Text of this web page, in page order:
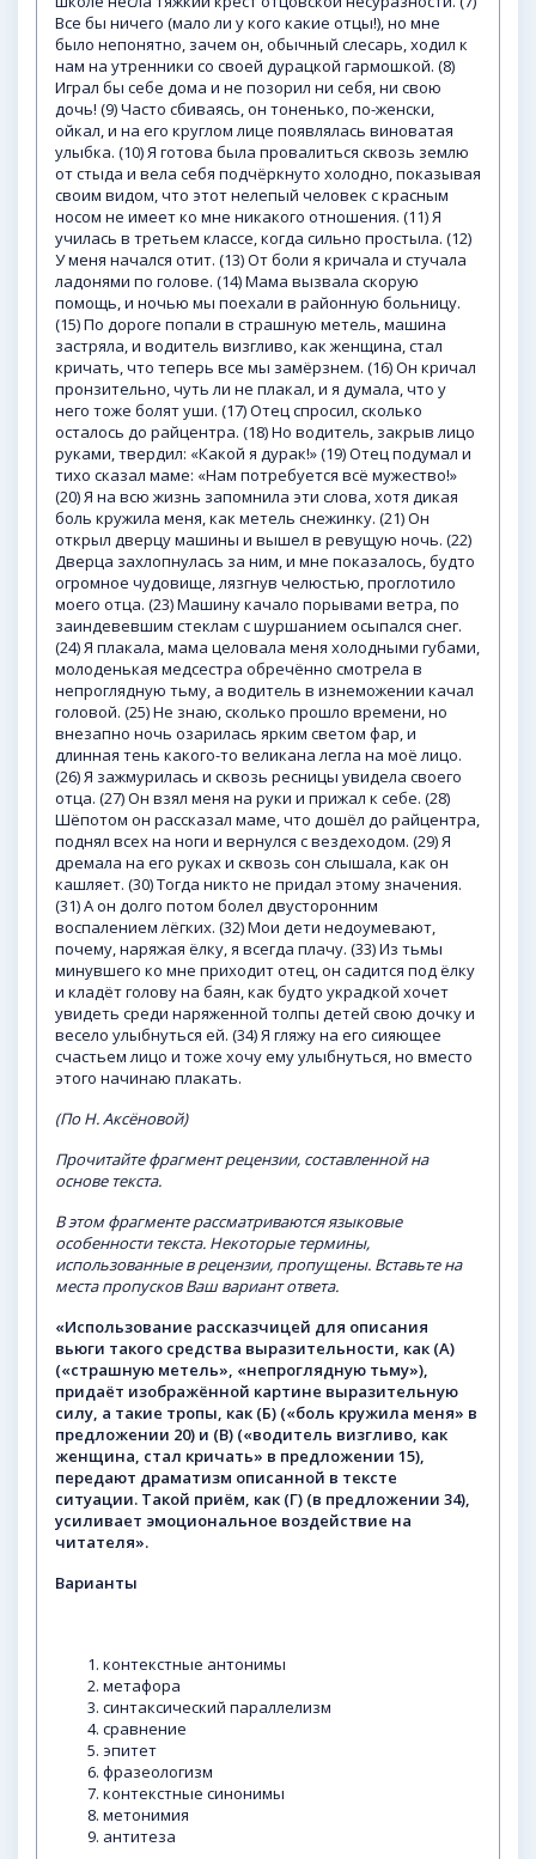
Все бы ничего (мало ли у кого какие отцы!), но мне
было непонятно, зачем он, обычный слесарь, ходил к
нам на утренники со своей дурацкой гармошкой. (8)
Играл бы себе дома и не позорил ни себя, ни свою
дочь! (9) Часто сбиваясь, он тоненько, по-женски,
ойкал, и на его круглом лице появлялась виноватая
улыбка. (10) Я готова была провалиться сквозь землю
от стыда и вела себя подчёркнуто холодно, показывая
своим видом, что этот нелепый человек с красным
носом не имеет ко мне никакого отношения. (11) Я
училась в третьем классе, когда сильно простыла. (12)
У меня начался отит. (13) От боли я кричала и стучала
ладонями по голове. (14) Мама вызвала скорую
помощь, и ночью мы поехали в районную больницу.
(15) По дороге попали в страшную метель, машина
застряла, и водитель визгливо, как женщина, стал
кричать, что теперь все мы замёрзнем. (16) Он кричал
пронзительно, чуть ли не плакал, и я думала, что у
него тоже болят уши. (17) Отец спросил, сколько
осталось до райцентра. (18) Но водитель, закрыв лицо
руками, твердил: «Какой я дурак!» (19) Отец подумал и
тихо сказал маме: «Нам потребуется всё мужество!»
(20) Я на всю жизнь запомнила эти слова, хотя дикая
боль кружила меня, как метель снежинку. (21) Он
открыл дверцу машины и вышел в ревущую ночь. (22)
Дверца захлопнулась за ним, и мне показалось, будто
огромное чудовище, лязгнув челюстью, проглотило
моего отца. (23) Машину качало порывами ветра, по
заиндевевшим стеклам с шуршанием осыпался снег.
(24) Я плакала, мама целовала меня холодными губами,
молоденькая медсестра обречённо смотрела в
непроглядную тьму, а водитель в изнеможении качал
головой. (25) Не знаю, сколько прошло времени, но
внезапно ночь озарилась ярким светом фар, и
длинная тень какого-то великана легла на моё лицо.
(26) Я зажмурилась и сквозь ресницы увидела своего
отца. (27) Он взял меня на руки и прижал к себе. (28)
Шёпотом он рассказал маме, что дошёл до райцентра,
поднял всех на ноги и вернулся с вездеходом. (29) Я
дремала на его руках и сквозь сон слышала, как он
кашляет. (30) Тогда никто не придал этому значения.
(31) А он долго потом болел двусторонним
воспалением лёгких. (32) Мои дети недоумевают,
почему, наряжая ёлку, я всегда плачу. (33) Из тьмы
минувшего ко мне приходит отец, он садится под ёлку
и кладёт голову на баян, как будто украдкой хочет
увидеть среди наряженной толпы детей свою дочку и
весело улыбнуться ей. (34) Я гляжу на его сияющее
счастьем лицо и тоже хочу ему улыбнуться, но вместо
этого начинаю плакать.
(По Н.Аксёновой)
Прочитайте фрагмент рецензии, составленной на
основе текста.
Вэтом фрагменте рассматриваютсяязыковые
особенности текста. Некоторые термины,
использованные в рецензии, пропущены. Вставьте на
места пропусков Ваш вариант ответа.
«Использование рассказчицей для описания
вьюги такого средства выразительности, как (А)
(«страшную метель», «непроглядную тьму»),
придаёт изображённой картине выразительную
силу, а такие тропы, как (Б) («боль кружила меня» в
предложении 20) и (В) («водитель визгливо, как
женщина, стал кричать» в предложении 15),
передают драматизм описанной в тексте
ситуации. Такой приём, как (Г) (в предложении 34),
усиливает эмоциональное воздействие на
читателя».
Варианты
контекстные антонимы
метафора
синтаксический параллелизм
сравнение
эпитет
фразеологизм
контекстные синонимы
метонимия
антитеза